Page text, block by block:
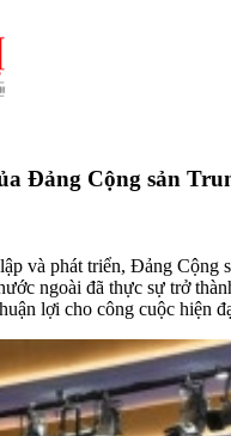
Đảng Cộng sản
và phát triển, Đảng
ngoài đã thực sự trở
lợi cho công cuộc hiện